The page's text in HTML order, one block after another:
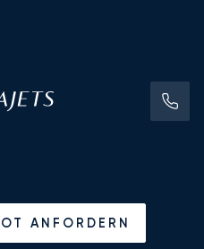
ANFORDERN